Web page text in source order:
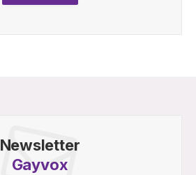
Newsletter
Gayvox